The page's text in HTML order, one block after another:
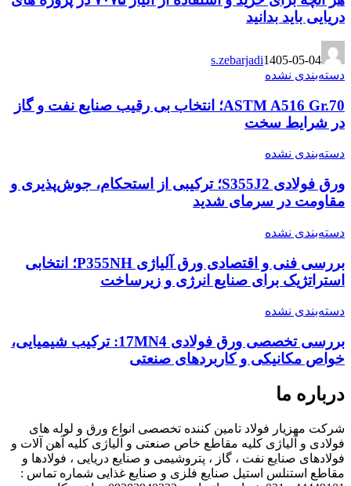
دریایی باید بدانید
s.zebarjadi1405-05-04
دسته‌بندی نشده
ASTM A516 Gr.70؛ انتخاب بی رقیب صنایع نفت و گاز
در شرایط سخت
دسته‌بندی نشده
ورق فولادی S355J2؛ ترکیبی از استحکام، جوش‌پذیری و
مقاومت در سرمای شدید
دسته‌بندی نشده
بررسی فنی و اقتصادی ورق آلیاژی P355NH؛ انتخابی
استراتژیک برای صنایع انرژی و زیرساخت
دسته‌بندی نشده
بررسی تخصصی ورق فولادی 17MN4: ترکیب شیمیایی،
خواص مکانیکی و کاربردهای صنعتی
درباره ما
شرکت مهزیار فولاد تامین کننده تخصصی انواع ورق و لوله های
فولادی و آلیاژی کلیه مقاطع خاص صنعتی و آلیاژی کلیه آهن آلات و
فولادهای صنایع نفت ، گاز ، پتروشیمی و صنایع دریایی ، فولادها و
مقاطع استنلس استیل صنایع فلزی و صنایع غذایی شماره تماس :